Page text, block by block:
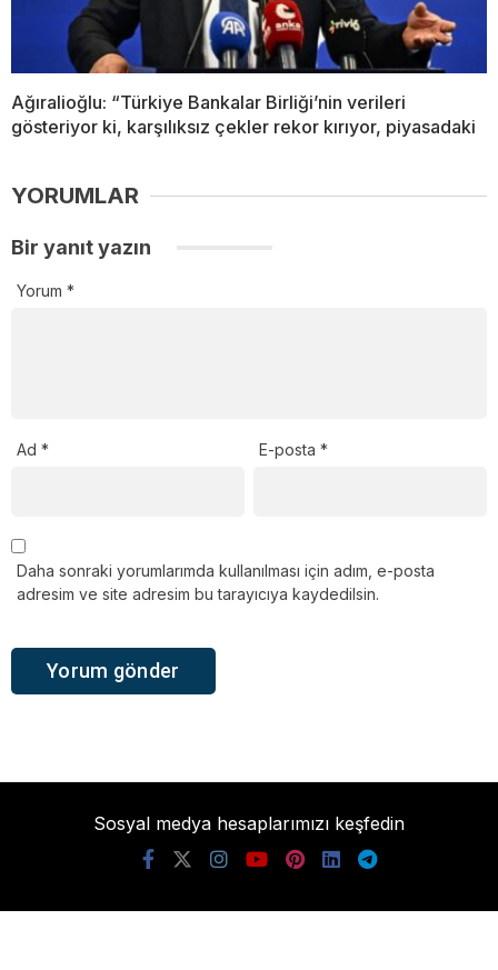
Ağıralioğlu: “Türkiye Bankalar Birliği’nin verileri
gösteriyor ki, karşılıksız çekler rekor kırıyor, piyasadaki
YORUMLAR
Bir yanıt yazın
Yorum *
Ad * E-posta*
Daha sonraki yorumlarımda kullanılması için adım, e-posta
adresim ve site adresim bu tarayıcıya kaydedilsin.
Sosyal medya hesaplarımızı keşfedin